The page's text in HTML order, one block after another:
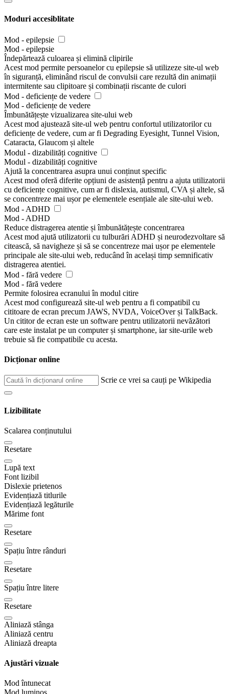
Moduri accesiblitate
Mod - epilepsie
Mod - epilepsie
Îndepărtează culoarea și elimină clipirile
Acest mod permite persoanelor cu epilepsie să utilizeze site-ul web
în siguranță, eliminând riscul de convulsii care rezultă din animații
intermitente sau clipitoare și combinații riscante de culori
Mod - deficiențe de vedere
Mod - deficiențe de vedere
Îmbunătățește vizualizarea site-ului web
Acest mod ajustează site-ul web pentru confortul utilizatorilor cu
deficiențe de vedere, cum ar fi Degrading Eyesight, Tunnel Vision,
Cataracta, Glaucom și altele
Modul - dizabilități cognitive
Modul - dizabilități cognitive
Ajută la concentrarea asupra unui conținut specific
Acest mod oferă diferite opțiuni de asistență pentru a ajuta utilizatorii
cu deficiențe cognitive, cum ar fi dislexia, autismul, CVA și altele, să
se concentreze mai ușor pe elementele esențiale ale site-ului web.
Mod - ADHD
Mod - ADHD
Reduce distragerea atentie și îmbunătățește concentrarea
Acest mod ajută utilizatorii cu tulburări ADHD și neurodezvoltare să
citească, să navigheze și să se concentreze mai ușor pe elementele
principale ale site-ului web, reducând în același timp semnificativ
distragerea atentiei.
Mod - fără vedere
Mod - fără vedere
Permite folosirea ecranului în modul citire
Acest mod configurează site-ul web pentru a fi compatibil cu
cititoare de ecran precum JAWS, NVDA, VoiceOver și TalkBack.
Un cititor de ecran este un software pentru utilizatorii nevăzători
care este instalat pe un computer și smartphone, iar site-urile web
trebuie să fie compatibile cu acesta.
Dicționar online
Scrie ce vrei sa cauți pe Wikipedia
Lizibilitate
Scalarea conținutului
Resetare
Lupă text
Font lizibil
Dislexie prietenos
Evidențiază titlurile
Evidențiază legăturile
Mărime font
Resetare
Spațiu între rânduri
Resetare
Spațiu între litere
Resetare
Aliniază stânga
Aliniază centru
Aliniază dreapta
Ajustări vizuale
Mod întunecat